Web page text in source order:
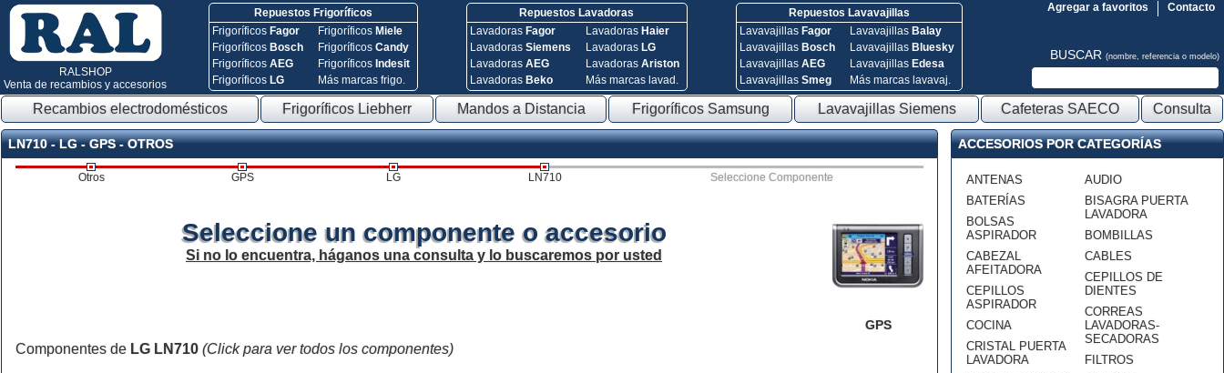
RALSHOP
Venta de recambios y accesorios
Repuestos Frigoríficos
Frigoríficos Fagor
Frigoríficos Bosch
FrigoríficosAEG
Frigoríficos LG
Frigoríficos Miele
FrigoríficosCandy
Frigoríficos Indesit
Más marcas frigo.
Repuestos Lavadoras
Lavadoras Fagor
Lavadoras Siemens
Lavadoras AEG
Lavadoras Beko
Lavadoras Haier
Lavadoras LG
Lavadoras Ariston
Más marcas lavad.
Repuestos Lavavajillas
Lavavajillas Fagor
Lavavajillas Bosch
Lavavajillas AEG
Lavavajillas Smeg
Lavavajillas Balay
Lavavajillas Bluesky
Lavavajillas Edesa
Más marcas lavavaj.
Contacto
Agregar a favoritos
BUSCAR (nombre, referencia o modelo)
Recambios electrodomésticos Frigoríficos Liebherr Mandos a Distancia Frigoríficos Samsung Lavavajillas Siemens Cafeteras SAECO Consulta
LN710 - LG - GPS - OTROS
Otros GPS LG LN710 Seleccione Componente
GPS
Seleccione un componente o accesorio
Si no lo encuentra, háganos una consulta y lo buscaremos por usted
Componentes de LG LN710 (Click para ver todos los componentes)
ACCESORIOS POR CATEGORÍAS
ANTENAS
BATERÍAS
BOLSAS
ASPIRADOR
CABEZAL
AFEITADORA
CEPILLOS
ASPIRADOR
COCINA
CRISTAL PUERTA
LAVADORA
AUDIO
BISAGRA PUERTA
LAVADORA
BOMBILLAS
CABLES
CEPILLOS DE
DIENTES
CORREAS
LAVADORAS-
SECADORAS
FILTROS